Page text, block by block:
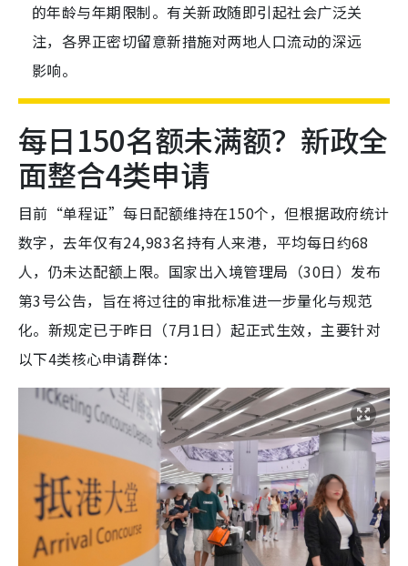
的年龄与年期限制。有关新政随即引起社会广泛关
注，各界正密切留意新措施对两地人口流动的深远
影响。
每日150名额未满额？新政全
面整合4类申请
目前“单程证”每日配额维持在150个，但根据政府统计
数字，去年仅有24,983名持有人来港，平均每日约68
人，仍未达配额上限。国家出入境管理局（30日）发布
第3号公告，旨在将过往的审批标准进一步量化与规范
化。新规定已于昨日（7月1日）起正式生效，主要针对
以下4类核心申请群体：